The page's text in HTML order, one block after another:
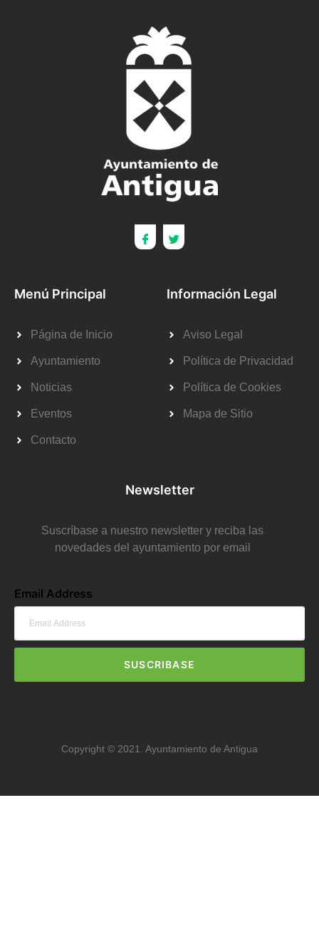
Menú Principal
Página de Inicio
Ayuntamiento
Noticias
Eventos
Contacto
Información Legal
Aviso Legal
Política de Privacidad
Política de Cookies
Mapa de Sitio
Newsletter
Suscríbase a nuestro newsletter y reciba las
novedades del ayuntamiento por email
Email Address
SUSCRIBASE
Copyright © 2021. Ayuntamiento de Antigua